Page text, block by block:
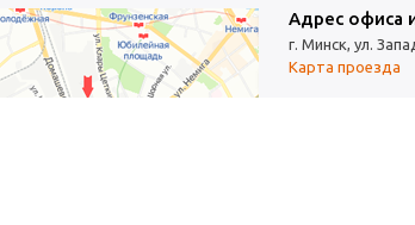
Адрес офиса
г. Минск, ул.
Карта проезда